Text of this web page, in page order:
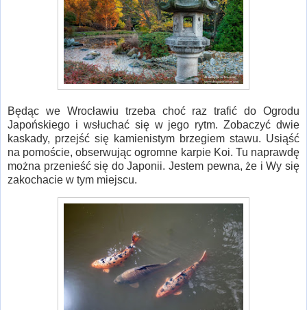
Będąc we Wrocławiu trzeba choć raz trafić do Ogrodu
Japońskiego i wsłuchać się w jego rytm. Zobaczyć dwie
kaskady, przejść się kamienistym brzegiem stawu. Usiąść
na pomoście, obserwując ogromne karpie Koi. Tu naprawdę
można przenieść się do Japonii. Jestem pewna, że i Wy się
zakochacie w tym miejscu.